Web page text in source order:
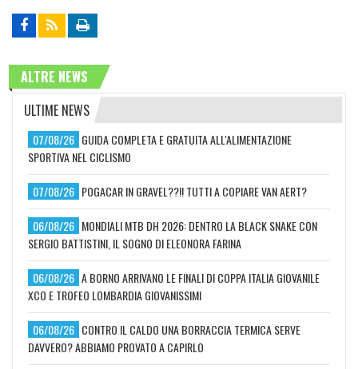
ALTRE NEWS
ULTIME NEWS
07/08/26 GUIDA COMPLETA E GRATUITA ALL'ALIMENTAZIONE
SPORTIVA NEL CICLISMO
07/08/26 POGACAR IN GRAVEL??!! TUTTI A COPIARE VAN AERT?
06/08/26 MONDIALI MTB DH 2026: DENTRO LA BLACK SNAKE CON
SERGIO BATTISTINI, IL SOGNO DI ELEONORA FARINA
06/08/26 A BORNO ARRIVANO LE FINALI DI COPPA ITALIA GIOVANILE
XCO E TROFEO LOMBARDIA GIOVANISSIMI
06/08/26 CONTRO IL CALDO UNA BORRACCIA TERMICA SERVE
DAVVERO? ABBIAMO PROVATO A CAPIRLO